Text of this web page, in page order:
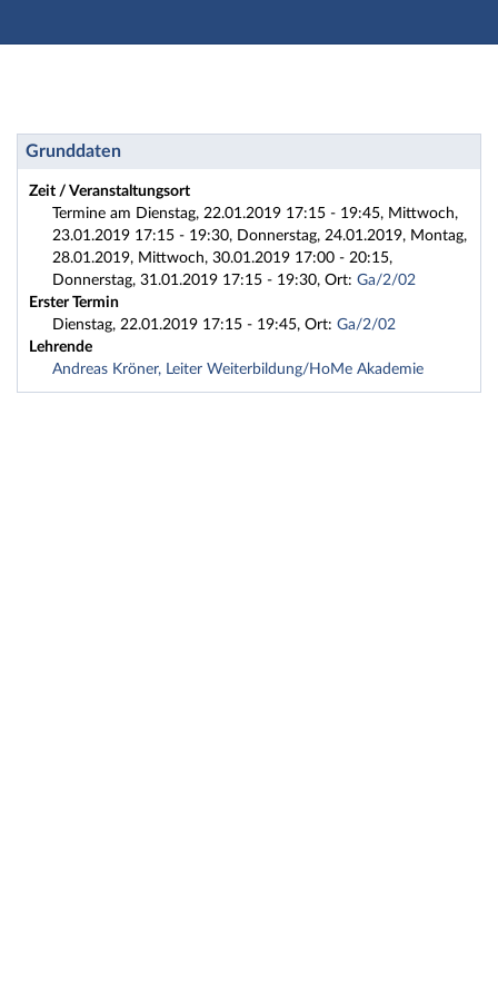
Hauptnavigation
Fußzeile
Weiterbildung: 2018HA2-KGW Klausurtraining
Grunddaten
Zeit / Veranstaltungsort
Termine am Dienstag, 22.01.2019 17:15 - 19:45, Mittwoch,
23.01.2019 17:15 - 19:30, Donnerstag, 24.01.2019, Montag,
28.01.2019, Mittwoch, 30.01.2019 17:00 - 20:15,
Donnerstag, 31.01.2019 17:15 - 19:30, Ort: Ga/2/02
Erster Termin
Dienstag, 22.01.2019 17:15 - 19:45, Ort: Ga/2/02
Lehrende
Andreas Kröner, Leiter Weiterbildung/HoMe Akademie